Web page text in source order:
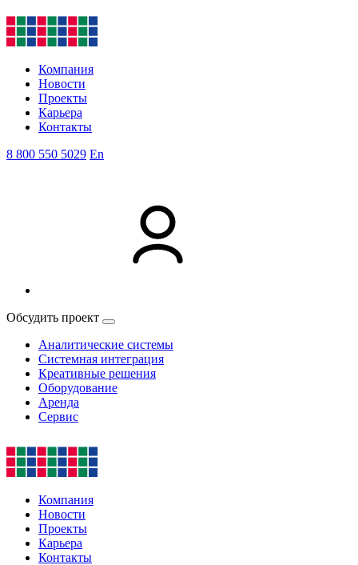
Компания
Новости
Проекты
Карьера
Контакты
8 800 550 5029 En
Обсудить проект
Аналитические системы
Системная интеграция
Креативные решения
Оборудование
Аренда
Сервис
Компания
Новости
Проекты
Карьера
Контакты